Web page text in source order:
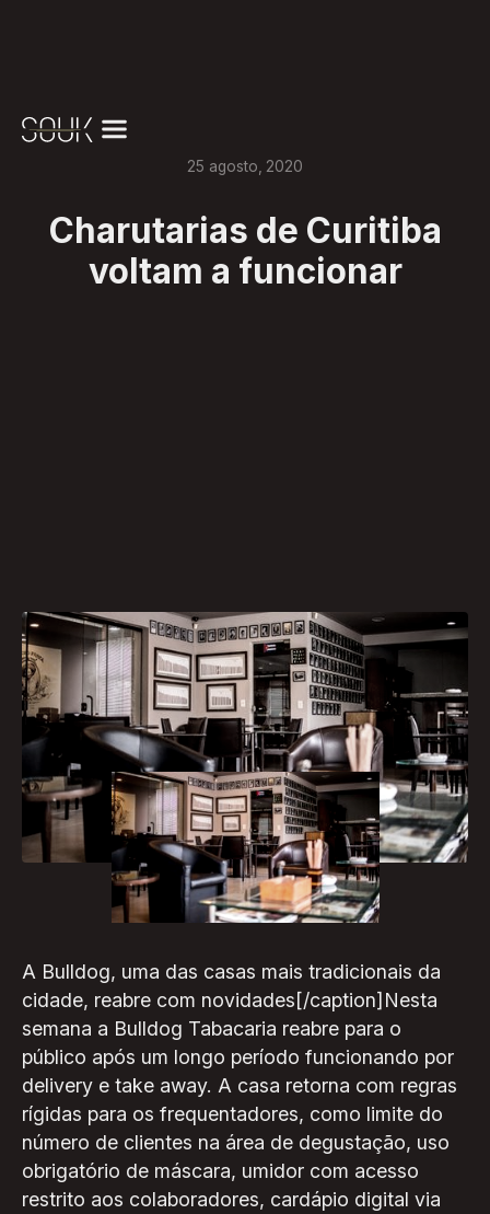
25 agosto 2020
Charutarias de Curitiba
voltam a funcionar
[caption id="attachment_373"
align="aligncenter" width="300"]
A Bulldog, uma das casas mais tradicionais da
cidade, reabre com novidades[/caption]Nesta
semana a Bulldog Tabacaria reabre para o
público após um longo período funcionando por
delivery e take away. A casa retorna com regras
rígidas para os frequentadores, como limite do
número de clientes na área de degustação, uso
obrigatório de máscara, umidor com acesso
restrito aos colaboradores, cardápio digital via